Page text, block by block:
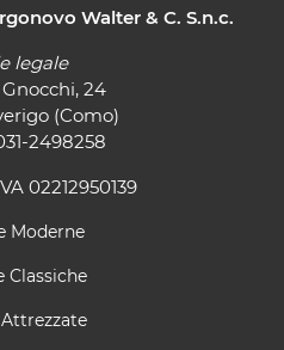
Walter & C. S.n.c.
legale
24
(Como)
2498258
02212950139
Moderne
Classiche